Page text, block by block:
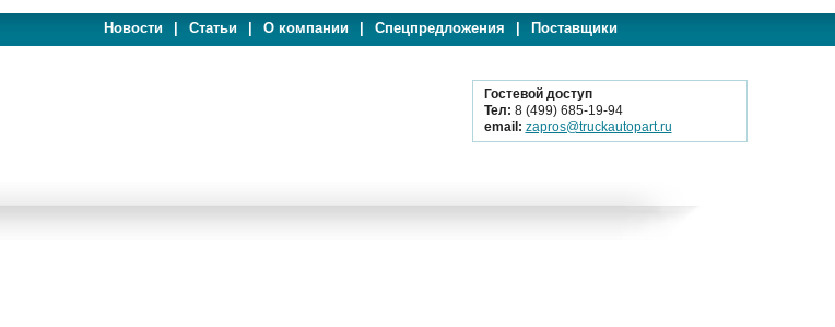
Новости Статьи О компании Спецпредложения Поставщики
Гостевой доступ
Тел: 8 (499) 685-19-94
email: zapros@truckautopart.ru